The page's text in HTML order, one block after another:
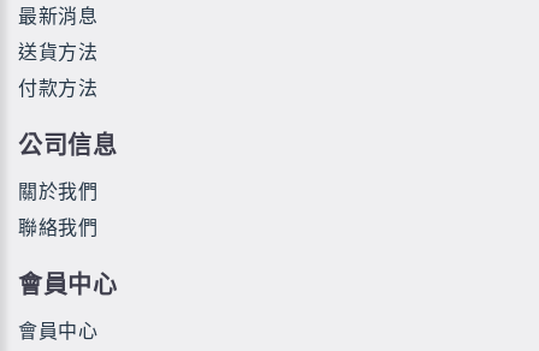
最新消息
送貨方法
付款方法
公司信息
關於我們
聯絡我們
會員中心
會員中心